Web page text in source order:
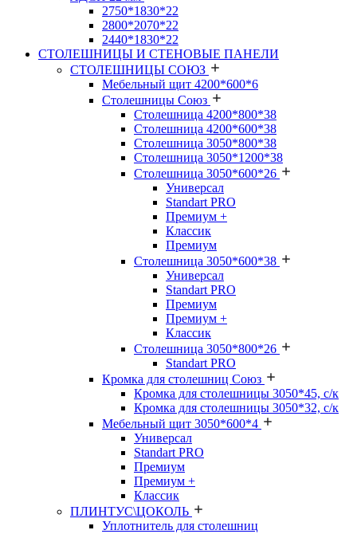
2750*1830*22
2800*2070*22
2440*1830*22
СТОЛЕШНИЦЫ И СТЕНОВЫЕ ПАНЕЛИ
СТОЛЕШНИЦЫ СОЮЗ
Мебельный щит 4200*600*6
Столешницы Союз
Столешница 4200*800*38
Столешница 4200*600*38
Столешница 3050*800*38
Столешница 3050*1200*38
Столешница 3050*600*26
Универсал
Standart PRO
Премиум +
Классик
Премиум
Столешница 3050*600*38
Универсал
Standart PRO
Премиум
Премиум +
Классик
Столешница 3050*800*26
Standart PRO
Кромка для столешниц Союз
Кромка для столешницы 3050*45, с/к
Кромка для столешницы 3050*32, с/к
Мебельный щит 3050*600*4
Универсал
Standart PRO
Премиум
Премиум +
Классик
ПЛИНТУС\ЦОКОЛЬ
Уплотнитель для столешниц